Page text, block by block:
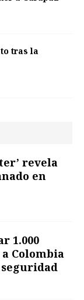
tras la
revela
en
1.000
Colombia